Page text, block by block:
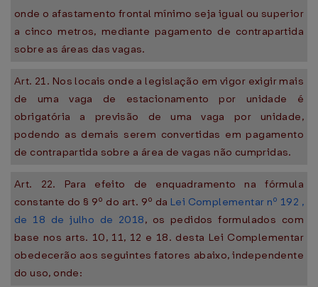
onde o afastamento frontal mínimo seja igual ou superior
a cinco metros, mediante pagamento de contrapartida
sobre as áreas das vagas.
Art. 21. Nos locais onde a legislação em vigor exigir mais
de uma vaga de estacionamento por unidade é
obrigatória a previsão de uma vaga por unidade,
podendo as demais serem convertidas em pagamento
de contrapartida sobre a área de vagas não cumpridas.
Art. 22. Para efeito de enquadramento na fórmula
constante do § 9º do art. 9º da Lei Complementar nº 192 ,
de 18 de julho de 2018, os pedidos formulados com
base nos arts. 10, 11, 12 e 18. desta Lei Complementar
obedecerão aos seguintes fatores abaixo, independente
do uso, onde: